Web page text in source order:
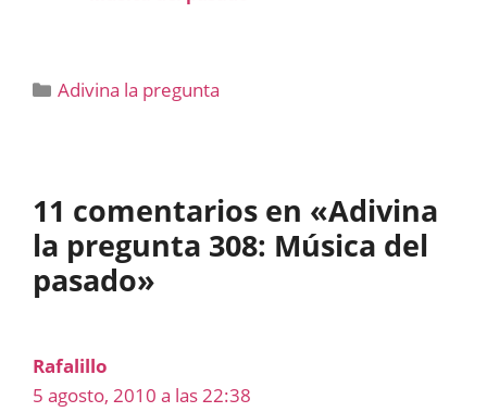
Categorías
Adivina la pregunta
11 comentarios en «Adivina
la pregunta 308: Música del
pasado»
Rafalillo
5 agosto, 2010 a las 22:38